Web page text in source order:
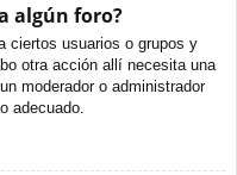
algún foro?
ciertos usuarios o grupos y
otra acción allí necesita una
moderador o administrador
adecuado.